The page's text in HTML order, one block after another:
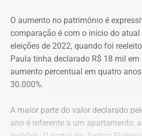
público, à vida acadêmica e ao
negócios, com importantes
Rio de Janeiro e para o país. Sua
compromisso com a modernização
simplificação de processos e a
desenvolvimento econômico. Neste
exemplo de competência e dedicação
a nota.
O aumento no patrimônio é
comparação é com o início do
eleições de 2022, quando foi
Paula tinha declarado R$ 18 mil em
aumento percentual em quatro
30.000%.
A maior parte do valor declarado
ano é referente a um apartamento,